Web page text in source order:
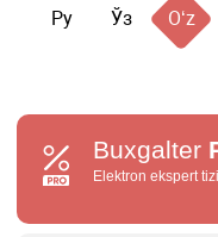
Ру Ўз Oʻz
Buxgalter
Elektron ekspert